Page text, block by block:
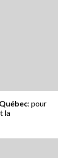
: pour
la